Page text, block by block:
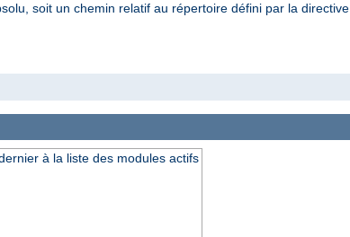
soit un chemin relatif au répertoire défini par la directive
à la liste des modules actifs